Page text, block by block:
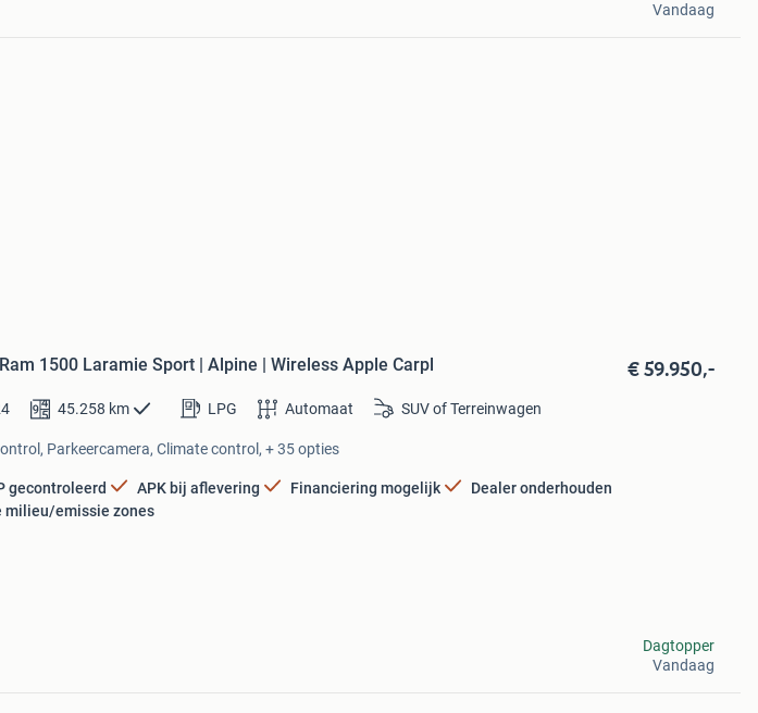
Vandaag
1500 Laramie Sport | Alpine | Wireless Apple Carpl € 59.950,-
45.258 km LPG Automaat SUV of Terreinwagen
Parkeercamera, Climate control, + 35 opties
gecontroleerd APK bij aflevering Financiering mogelijk
Dealer onderhouden
milieu/emissie zones
Dagtopper
Vandaag